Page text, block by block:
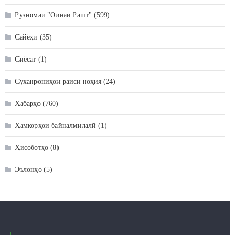
Рӯзномаи "Оинаи Рашт" (599)
Сайёҳӣ (35)
Сиёсат(1)
Суханрониҳои раиси ноҳия(24)
Хабарҳо(760)
Ҳамкорҳои байналмилалӣ (1)
Ҳисоботҳо(8)
Эълонҳо(5)